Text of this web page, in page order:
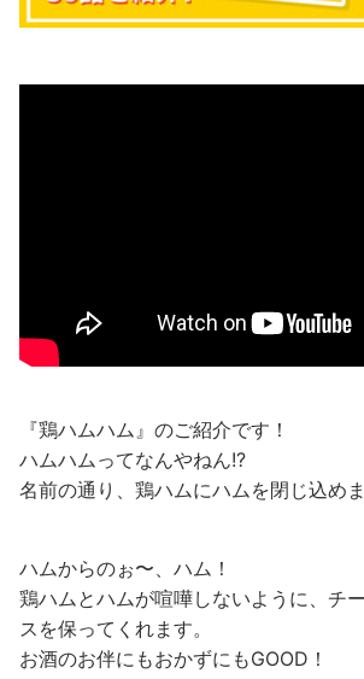
『鶏ハムハム』のご紹介です！
ハムハムってなんやねん!?
名前の通り、鶏ハムにハムを閉じ込め
ハムからのぉ〜、ハム！
鶏ハムとハムが喧嘩しないように、チ
スを保ってくれます。
お酒のお伴にもおかずにもGOOD！